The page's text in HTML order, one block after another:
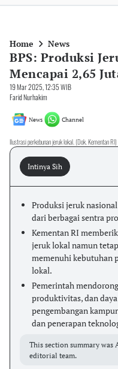
Home News
BPS: Produksi
Mencapai 2,65
19 Mar 2025, 12:35 WIB
Farid Nurhakim
News Channel
Ilustrasi perkebunan jeruk lokal. (Dok. Kementan RI)
Intinya Sih
Produksi jeruk
dari berbagai sentra
Kementan RI
jeruk lokal namun
memenuhi kebutuhan
lokal.
Pemerintah
produktivitas, dan
pengembangan
dan penerapan
This section summary was
editorial team.